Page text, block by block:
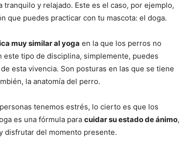
Perros
–
Fotos
y relajado. Este es el caso, por ejemplo,
que puedes practicar con tu mascota: el doga.
muy similar al yoga en la que los perros no
tipo de disciplina, simplemente, puedes
esta vivencia. Son posturas en las que se tiene
la anatomía del perro.
tenemos estrés, lo cierto es que los
es una fórmula para cuidar su estado de ánimo,
disfrutar del momento presente.